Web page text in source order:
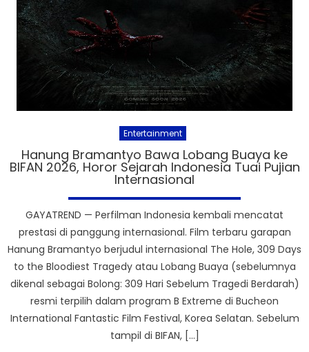
Entertainment
Hanung Bramantyo Bawa Lobang Buaya ke
BIFAN 2026, Horor Sejarah Indonesia Tuai Pujian
Internasional
GAYATREND — Perfilman Indonesia kembali mencatat
prestasi di panggung internasional. Film terbaru garapan
Hanung Bramantyo berjudul internasional The Hole, 309 Days
to the Bloodiest Tragedy atau Lobang Buaya (sebelumnya
dikenal sebagai Bolong: 309 Hari Sebelum Tragedi Berdarah)
resmi terpilih dalam program B Extreme di Bucheon
International Fantastic Film Festival, Korea Selatan. Sebelum
tampil di BIFAN, […]